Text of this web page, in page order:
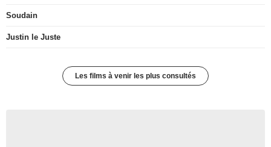
Soudain
Justin le Juste
Les films à venir les plus consultés